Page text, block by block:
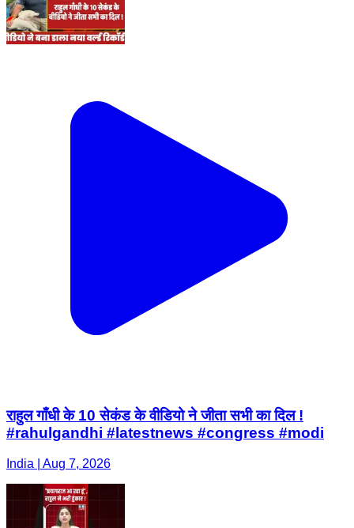
राहुल गाँधी के 10 सेकंड के वीडियो ने जीता सभी का दिल !
#rahulgandhi #latestnews #congress #modi
India | Aug 7, 2026